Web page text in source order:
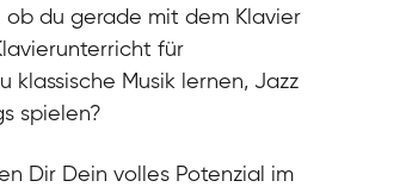
ob du gerade mit dem Klavier
für
klassische Musik lernen, Jazz
spielen?
Dir Dein volles Potenzial im